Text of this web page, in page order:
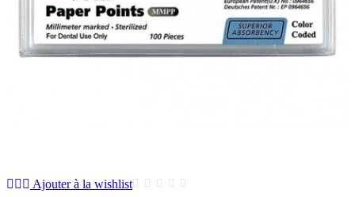
Ajouter à la wishlist